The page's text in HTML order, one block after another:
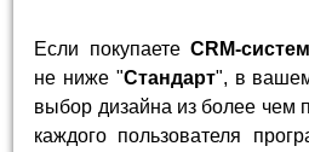
Если покупаете CRM-
не ниже "Стандарт", в
выбор дизайна из более чем
каждого пользователя